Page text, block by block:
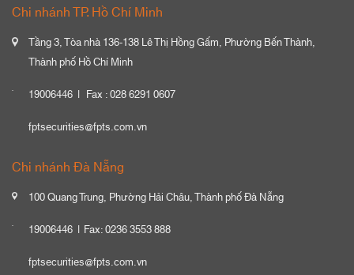
Chi nhánh TP. Hồ Chí Minh
Tầng 3, Tòa nhà 136-138 Lê Thị Hồng Gấm, Phường Bến Thành,
Thành phố Hồ Chí Minh
19006446
Fax : 028 6291 0607
fptsecurities@fpts.com.vn
Chi nhánh Đà Nẵng
100 Quang Trung, Phường Hải Châu, Thành phố Đà Nẵng
19006446
Fax: 0236 3553 888
fptsecurities@fpts.com.vn